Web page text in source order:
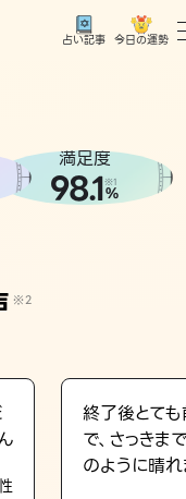
占い記事 今日の運勢
満足度
98.1※1
%
※2
終了後とて
で、さっき
のように晴れ